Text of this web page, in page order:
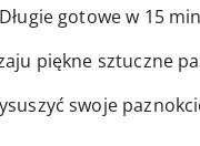
gotowe w 15
piękne sztuczne
swoje